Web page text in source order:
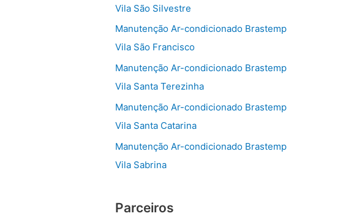
Vila São Silvestre
Manutenção Ar-condicionado Brastemp
Vila São Francisco
Manutenção Ar-condicionado Brastemp
Vila Santa Terezinha
Manutenção Ar-condicionado Brastemp
Vila Santa Catarina
Manutenção Ar-condicionado Brastemp
Vila Sabrina
Parceiros